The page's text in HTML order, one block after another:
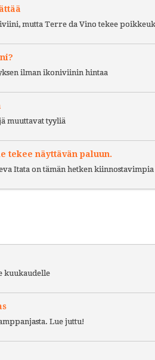
mutta Terre da Vino tekee
ilman ikoniviinin hintaa
muuttavat tyyliä
tekee näyttävän paluun.
Itata on tämän hetken
kuukaudelle
Lue juttu!